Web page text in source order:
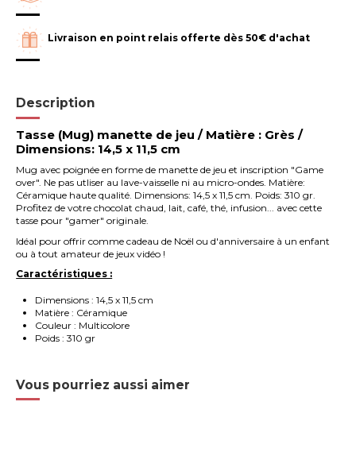
Livraison en point relais offerte dès 50€ d'achat
Description
Tasse (Mug) manette de jeu / Matière : Grès /
Dimensions: 14,5 x 11,5 cm
Mug avec poignée en forme de manette de jeu et inscription "Game
over". Ne pas utliser au lave-vaisselle ni au micro-ondes. Matière:
Céramique haute qualité. Dimensions: 14,5 x 11,5 cm. Poids: 310 gr.
Profitez de votre chocolat chaud, lait, café, thé, infusion... avec cette
tasse pour "gamer" originale.
Idéal pour offrir comme cadeau de Noël ou d'anniversaire à un enfant
ou à tout amateur de jeux vidéo !
Caractéristiques :
Dimensions : 14,5 x 11,5 cm
Matière : Céramique
Couleur : Multicolore
Poids : 310 gr
Vous pourriez aussi aimer